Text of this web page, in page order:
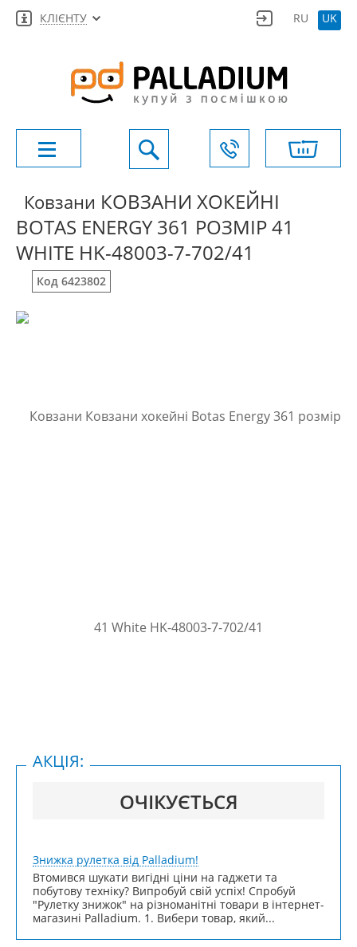
КЛІЄНТУ RU UK
Ковзани КОВЗАНИ ХОКЕЙНІ
BOTAS ENERGY 361 РОЗМІР 41
WHITE HK-48003-7-702/41
Код 6423802
ОЧІКУЄТЬСЯ
АКЦІЯ:
Знижка рулетка від Palladium!
Втомився шукати вигідні ціни на гаджети та
побутову техніку? Випробуй свій успіх! Спробуй
"Рулетку знижок" на різноманітні товари в інтернет-
магазині Palladium. 1. Вибери товар, який...